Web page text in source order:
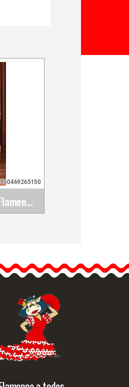
Falda para Baile Flamenco Jerez Crespón. Davedans
Vista rápida